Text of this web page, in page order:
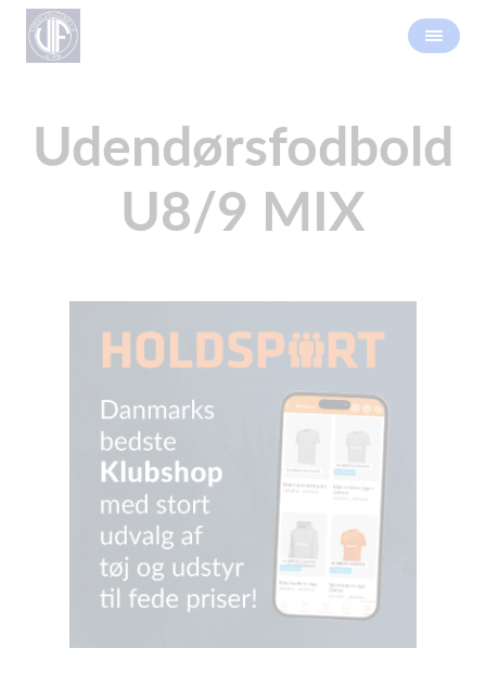
Udendørsfodbold
U8/9 MIX